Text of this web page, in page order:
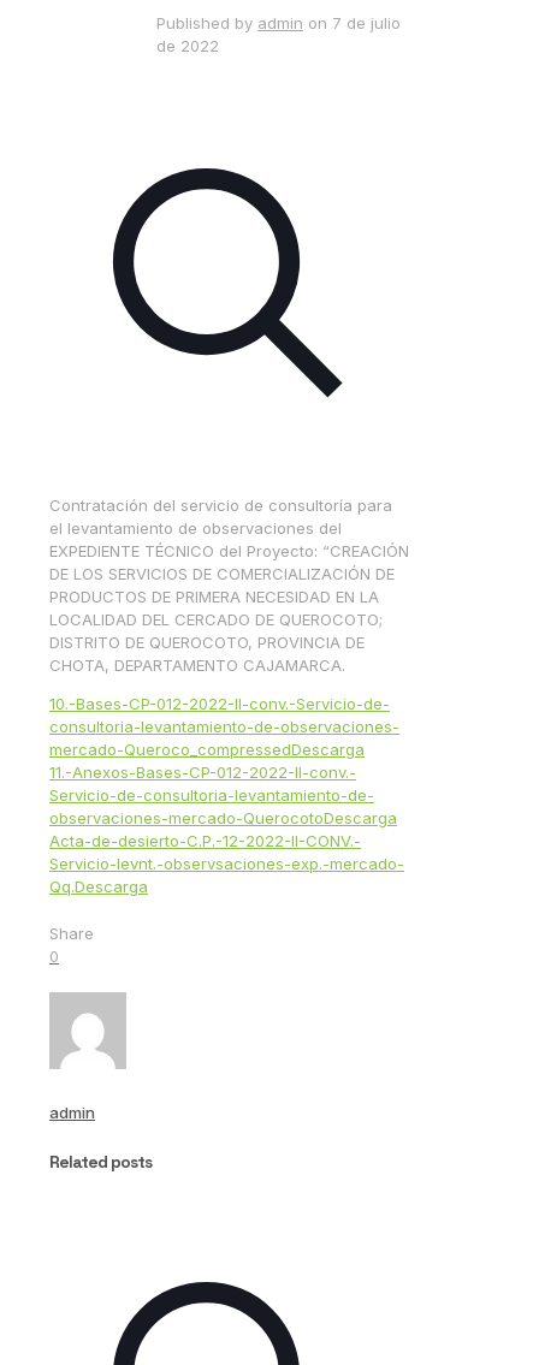
Published by admin on 7 de julio
de 2022
Contratación del servicio de consultoría para
el levantamiento de observaciones del
EXPEDIENTE TÉCNICO del Proyecto: “CREACIÓN
DE LOS SERVICIOS DE COMERCIALIZACIÓN DE
PRODUCTOS DE PRIMERA NECESIDAD EN LA
LOCALIDAD DEL CERCADO DE QUEROCOTO;
DISTRITO DE QUEROCOTO, PROVINCIA DE
CHOTA, DEPARTAMENTO CAJAMARCA.
10.-Bases-CP-012-2022-II-conv.-Servicio-de-
consultoria-levantamiento-de-observaciones-
mercado-Queroco_compressedDescarga
11.-Anexos-Bases-CP-012-2022-II-conv.-
Servicio-de-consultoria-levantamiento-de-
observaciones-mercado-QuerocotoDescarga
Acta-de-desierto-C.P.-12-2022-II-CONV.-
Servicio-levnt.-observsaciones-exp.-mercado-
Qq.Descarga
Share
0
admin
Related posts